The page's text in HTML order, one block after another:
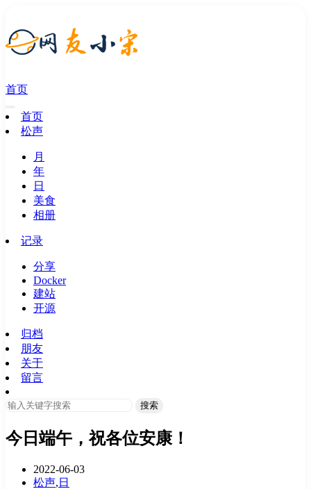
首页
首页
松声
月
年
日
美食
相册
记录
分享
Docker
建站
开源
归档
朋友
关于
留言
搜索
今日端午，祝各位安康！
2022-06-03
松声, 日